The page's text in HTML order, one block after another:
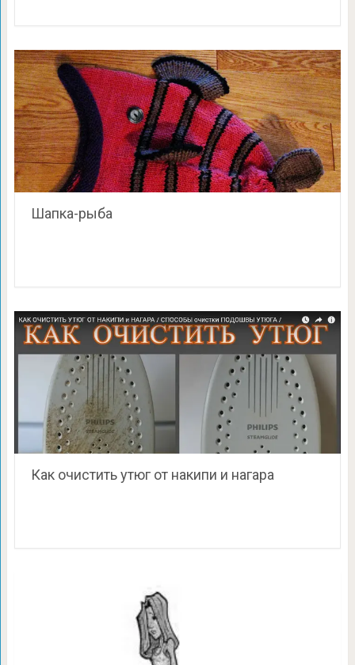
Шапка-рыба
Как очистить утюг от накипи и нагара